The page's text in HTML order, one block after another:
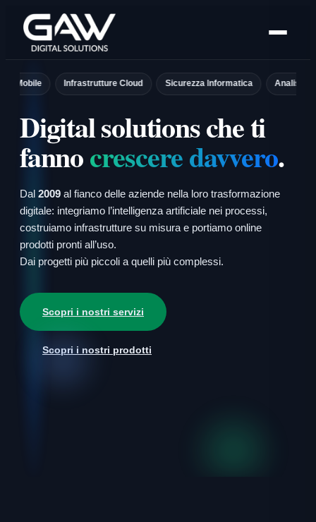
contenuto
Infrastrutture Cloud Sicurezza Informatica Analisi dei Dati
Digital solutions che ti
fannocrescere davvero.
Dal 2009 al fianco delle aziende nella loro trasformazione
digitale: integriamo l’intelligenza artificiale nei processi,
costruiamo infrastrutture su misura e portiamo online
prodotti pronti all’uso.
Dai progetti più piccoli a quelli più complessi.
Scopri i nostri servizi
Scopri i nostri prodotti